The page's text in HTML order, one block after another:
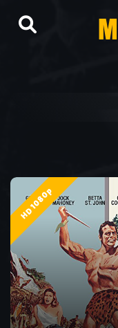
M
HD 1080p